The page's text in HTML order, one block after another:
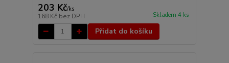
203 Kč/ks
168 Kč bez DPH Skladem 4 ks
Přidat do košíku